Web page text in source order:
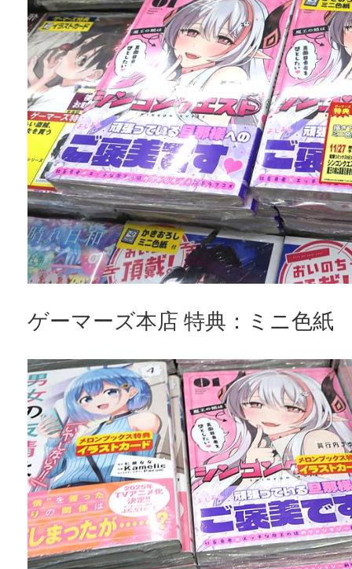
ゲーマーズ本店 特典：ミニ色紙